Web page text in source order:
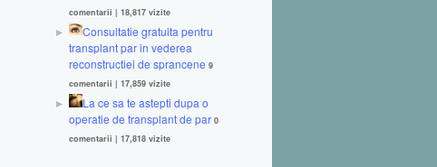
comentarii | 18,817 vizite
Consultatie gratuita pentru
transplant par in vederea
reconstructiei de sprancene 9
comentarii | 17,859 vizite
La ce sa te astepti dupa o
operatie de transplant de par 0
comentarii | 17,818 vizite